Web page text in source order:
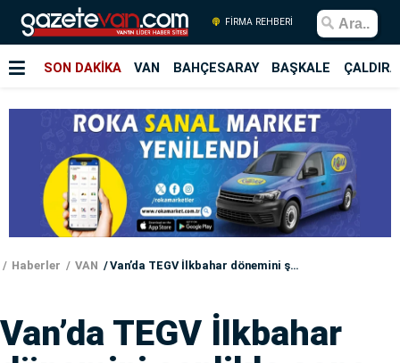
FİRMA REHBERİ
SON DAKİKA VAN BAHÇESARAY BAŞKALE
Haberler VAN Van’da TEGV İlkbahar dönemini şenlikle sona erdirdi
Van’da TEGV İlkbahar